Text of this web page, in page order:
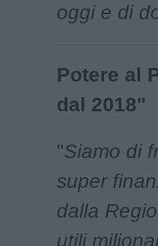
oggi e di
Potere al
dal 2018"
"Siamo di
super
dalla
utili